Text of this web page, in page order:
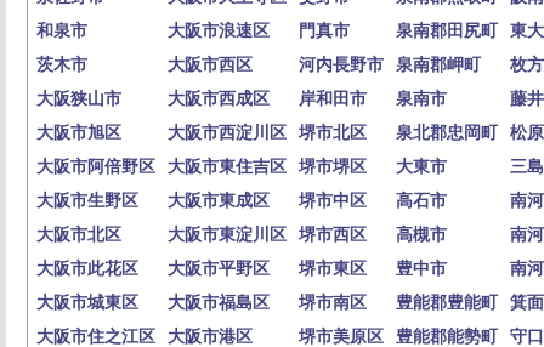
和泉市
大阪市浪速区 門真市 泉南郡田尻町
東
茨木市
大阪市西区 河内長野市 泉南郡岬町
枚
大阪狭山市
大阪市西成区 岸和田市 泉南市
藤
大阪市旭区
大阪市西淀川区 堺市北区 泉北郡忠岡町
松
大阪市阿倍野区
大阪市東住吉区 堺市堺区 大東市
三
大阪市生野区
大阪市東成区 堺市中区 高石市
南
大阪市北区
大阪市東淀川区 堺市西区 高槻市
南
大阪市此花区
大阪市平野区 堺市東区 豊中市
南
大阪市城東区
大阪市福島区 堺市南区 豊能郡豊能町
箕
大阪市住之江区
大阪市港区 堺市美原区 豊能郡能勢町
守